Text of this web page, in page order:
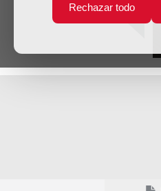
Rechazar todo